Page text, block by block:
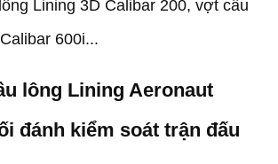
Lining 3D Calibar 200, vợt cầu
600i...
lông Lining Aeronaut
đánh kiểm soát trận đấu